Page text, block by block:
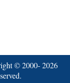
© 2000-2026